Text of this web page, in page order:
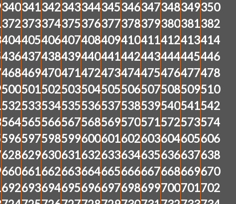
340341342343344345346347348349350
372373374375376377378379380381382
404405406407408409410411412413414
436437438439440441442443444445446
468469470471472473474475476477478
500501502503504505506507508509510
532533534535536537538539540541542
564565566567568569570571572573574
596597598599600601602603604605606
628629630631632633634635636637638
660661662663664665666667668669670
692693694695696697698699700701702